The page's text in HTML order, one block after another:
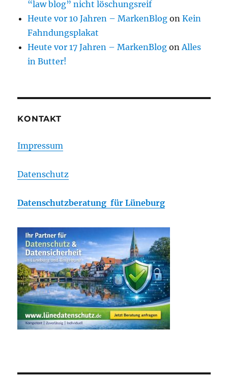
“law blog” nicht löschungsreif
Heute vor 10 Jahren – MarkenBlog onKein
Fahndungsplakat
Heute vor 17 Jahren – MarkenBlog onAlles
in Butter!
KONTAKT
Impressum
Datenschutz
Datenschutzberatung für Lüneburg